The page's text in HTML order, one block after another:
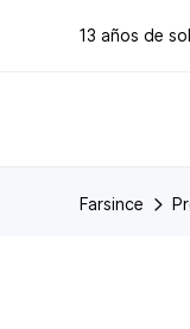
13 años de
Farsince